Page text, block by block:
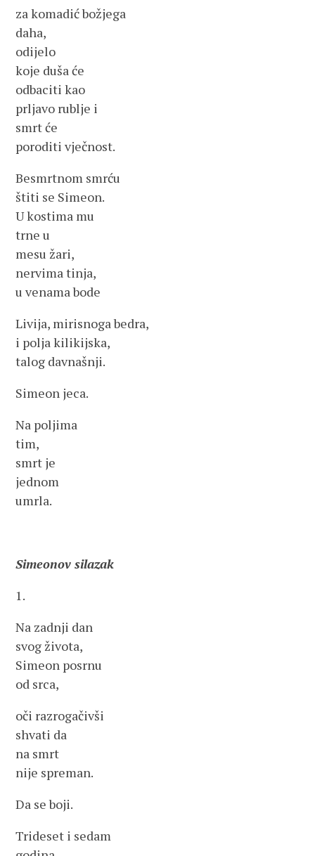
za komadić božjega
daha,
odijelo
koje duša će
odbaciti kao
prljavo rublje i
smrt će
poroditi vječnost.
Besmrtnom smrću
štiti se Simeon.
U kostima mu
trne u
mesu žari,
nervima tinja,
u venama bode
Livija, mirisnoga bedra,
i polja kilikijska,
talog davnašnji.
Simeon jeca.
Na poljima
tim,
smrt je
jednom
umrla.
Simeonov silazak
1.
Na zadnji dan
svog života,
Simeon posrnu
od srca,
oči razrogačivši
shvati da
na smrt
nije spreman.
Da se boji.
Trideset i sedam